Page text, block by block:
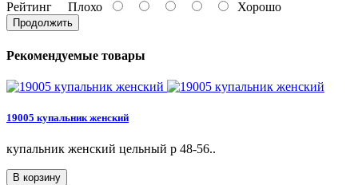
Рейтинг Плохо Хорошо
Продолжить
Рекомендуемые товары
19005 купальник женский
купальник женский цельный р 48-56..
В корзину